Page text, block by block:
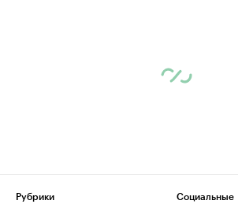
Рубрики
Социальные